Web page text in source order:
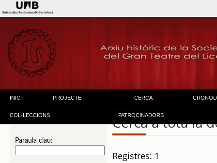
INICI PROJECTE CERCA
COL·LECCIONS PATROCINADORS
Paraula clau:
Cerca a tota la
Registres: 1